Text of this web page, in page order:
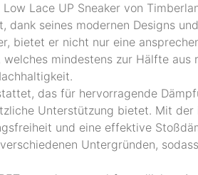
Lace UP Sneaker von
seines modernen Designs
bietet er nicht nur eine
mindestens zur Hälfte
das für hervorragende
Unterstützung bietet. Mit
und eine effektive
Untergründen,